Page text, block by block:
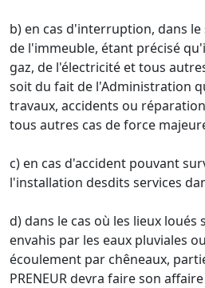
b) en cas d'interruption, dans
de l'immeuble, étant précisé
gaz, de l'électricité et tous
soit du fait de l'Administration
travaux, accidents ou
tous autres cas de force
c) en cas d'accident pouvant
l'installation desdits services
d) dans le cas où les lieux
envahis par les eaux pluviales
écoulement par chêneaux,
PRENEUR devra faire son